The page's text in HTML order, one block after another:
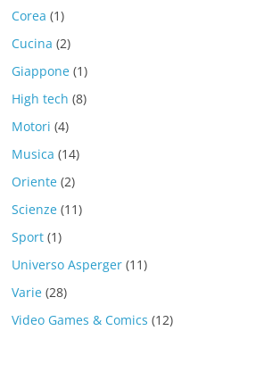
Corea (1)
Cucina (2)
Giappone (1)
High tech (8)
Motori (4)
Musica (14)
Oriente (2)
Scienze (11)
Sport (1)
Universo Asperger (11)
Varie (28)
Video Games & Comics (12)